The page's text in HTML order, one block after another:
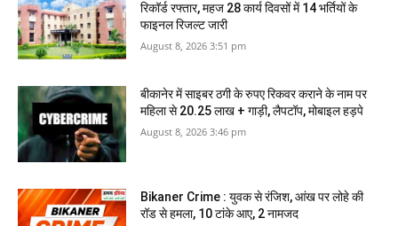
रिकॉर्ड रफ्तार, महज 28 कार्य दिवसों में 14 भर्तियों के
फाइनल रिजल्ट जारी
August 8, 2026 3:51 pm
बीकानेर में साइबर ठगी के रुपए रिकवर कराने के नाम पर
महिला से 20.25 लाख + गाड़ी, लैपटॉप, मोबाइल हड़पे
August 8, 2026 3:46 pm
Bikaner Crime : युवक से रंजिश, आंख पर लोहे की
रॉड से हमला, 10 टांके आए, 2 नामजद